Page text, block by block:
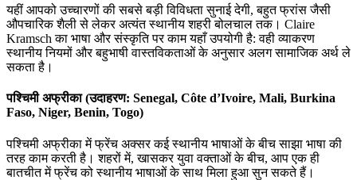
यहीं आपको उच्चारणों की सबसे बड़ी विविधता सुनाई देगी, बहुत फ्रांस जैसी
औपचारिक शैली से लेकर अत्यंत स्थानीय शहरी बोलचाल तक। Claire
Kramsch का भाषा और संस्कृति पर काम यहाँ उपयोगी है: वही व्याकरण
स्थानीय नियमों और बहुभाषी वास्तविकताओं के अनुसार अलग सामाजिक अर्थ ले
सकता है।
पश्चिमी अफ्रीका (उदाहरण: Senegal, Côte d’Ivoire, Mali, Burkina
Faso, Niger, Benin, Togo)
पश्चिमी अफ्रीका में फ्रेंच अक्सर कई स्थानीय भाषाओं के बीच साझा भाषा की
तरह काम करती है। शहरों में, खासकर युवा वक्ताओं के बीच, आप एक ही
बातचीत में फ्रेंच को स्थानीय भाषाओं के साथ मिला हुआ सुन सकते हैं।